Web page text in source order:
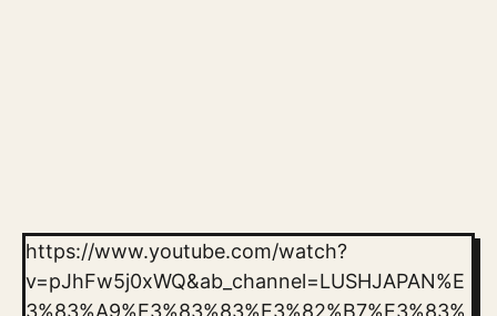
https://www.youtube.com/watch?
v=pJhFw5j0xWQ&ab_channel=LUSHJAPAN%E